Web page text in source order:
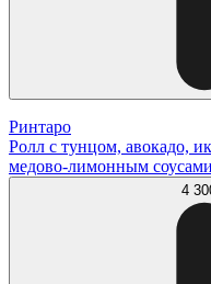
Ринтаро
Ролл с тунцом, авокадо,
медово-лимонным
4